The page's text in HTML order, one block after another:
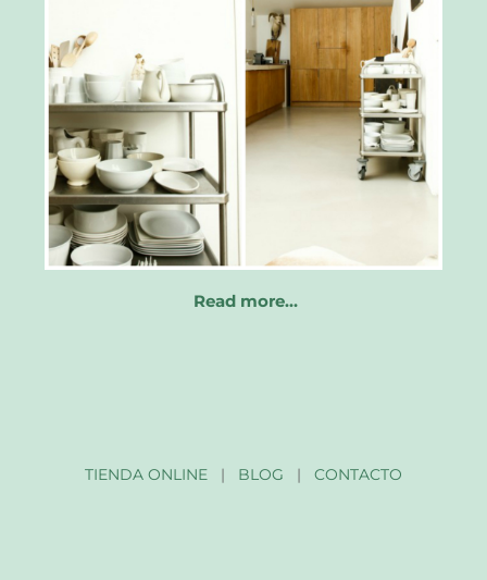
Read more…
TIENDA ONLINE| BLOG | CONTACTO